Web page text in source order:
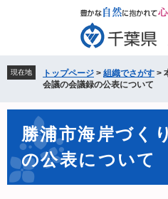
先
頭
す。
を
飛
し
現在地 トップページ > 組織でさがす >
会議の会議録の公表について
勝浦市海岸づく
の公表について